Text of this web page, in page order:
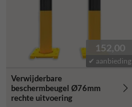
152,00
✔ aanbieding
Verwijderbare
beschermbeugel Ø76mm
rechte uitvoering